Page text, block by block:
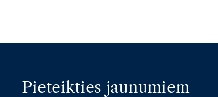
Pieteikties jaunumiem